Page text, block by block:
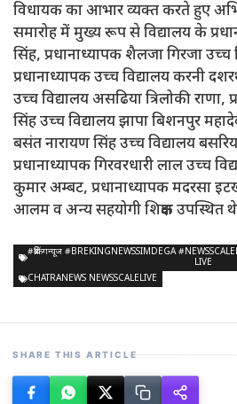
विधायक का आभार व्यक्त करते हुए
समारोह में मुख्य रूप से विद्यालय के
सिंह, प्रधानाध्यापक शैलजा गिरजा उच्च
प्रधानाध्यापक उच्च विद्यालय करनी
उच्च विद्यालय असढिया त्रिलोकी राणा,
सिंह उच्च विद्यालय झापा बिशनपुर
बसंत नारायण सिंह उच्च विद्यालय
प्रधानाध्यापक गिरवरधारी लाल उच्च
कुमार अम्बट, प्रधानाध्यापक मदरसा
आलम व अन्य सहयोगी शिक्षक उपस्थित
#ब्रेकिंगन्यूज #BREKINGNEWSSIMDEGA
LIVE
CHATRANEWS NEWSSCALELIVE
SHARE THIS ARTICLE